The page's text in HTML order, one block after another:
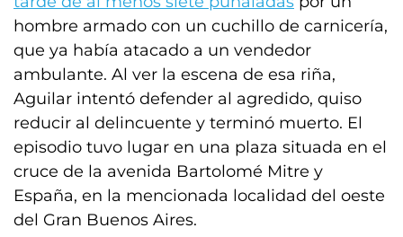
hombre armado con un cuchillo de carnicería,
que ya había atacado a un vendedor
ambulante. Al ver la escena de esa riña,
Aguilar intentó defender al agredido, quiso
reducir al delincuente y terminó muerto. El
episodio tuvo lugar en una plaza situada en el
cruce de la avenida Bartolomé Mitre y
España, en la mencionada localidad del oeste
del Gran Buenos Aires.